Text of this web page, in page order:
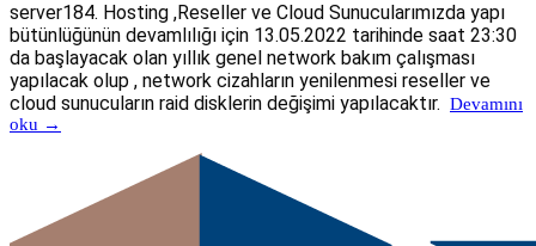
server184. Hosting ,Reseller ve Cloud Sunucularımızda yapı
bütünlüğünün devamlılığı için 13.05.2022 tarihinde saat 23:30
da başlayacak olan yıllık genel network bakım çalışması
yapılacak olup , network cizahların yenilenmesi reseller ve
cloud sunucuların raid disklerin değişimi yapılacaktır. Devamını
oku →